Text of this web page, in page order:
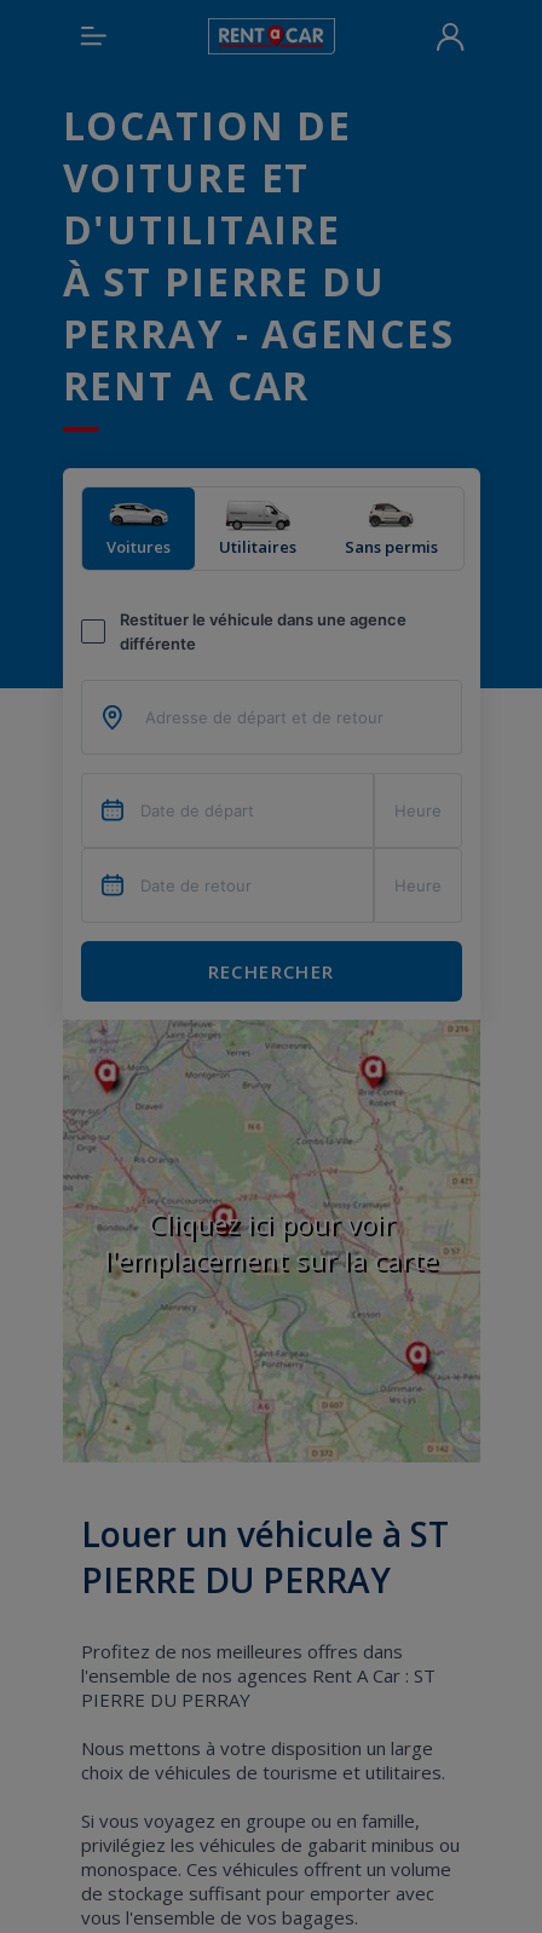
LOCATION DE
VOITURE ET
D'UTILITAIRE
À ST PIERRE DU
PERRAY - AGENCES
RENT A CAR
Voitures Utilitaires Sans permis
Restituer le véhicule dans une agence
différente
RECHERCHER
Cliquez ici pour voir
l'emplacement sur la carte
Louer un véhicule à ST
PIERRE DU PERRAY
Profitez de nos meilleures offres dans
l'ensemble de nos agences Rent A Car : ST
PIERRE DU PERRAY
Nous mettons à votre disposition un large
choix de véhicules de tourisme et utilitaires.
Si vous voyagez en groupe ou en famille,
privilégiez les véhicules de gabarit minibus ou
monospace. Ces véhicules offrent un volume
de stockage suffisant pour emporter avec
vous l'ensemble de vos bagages.